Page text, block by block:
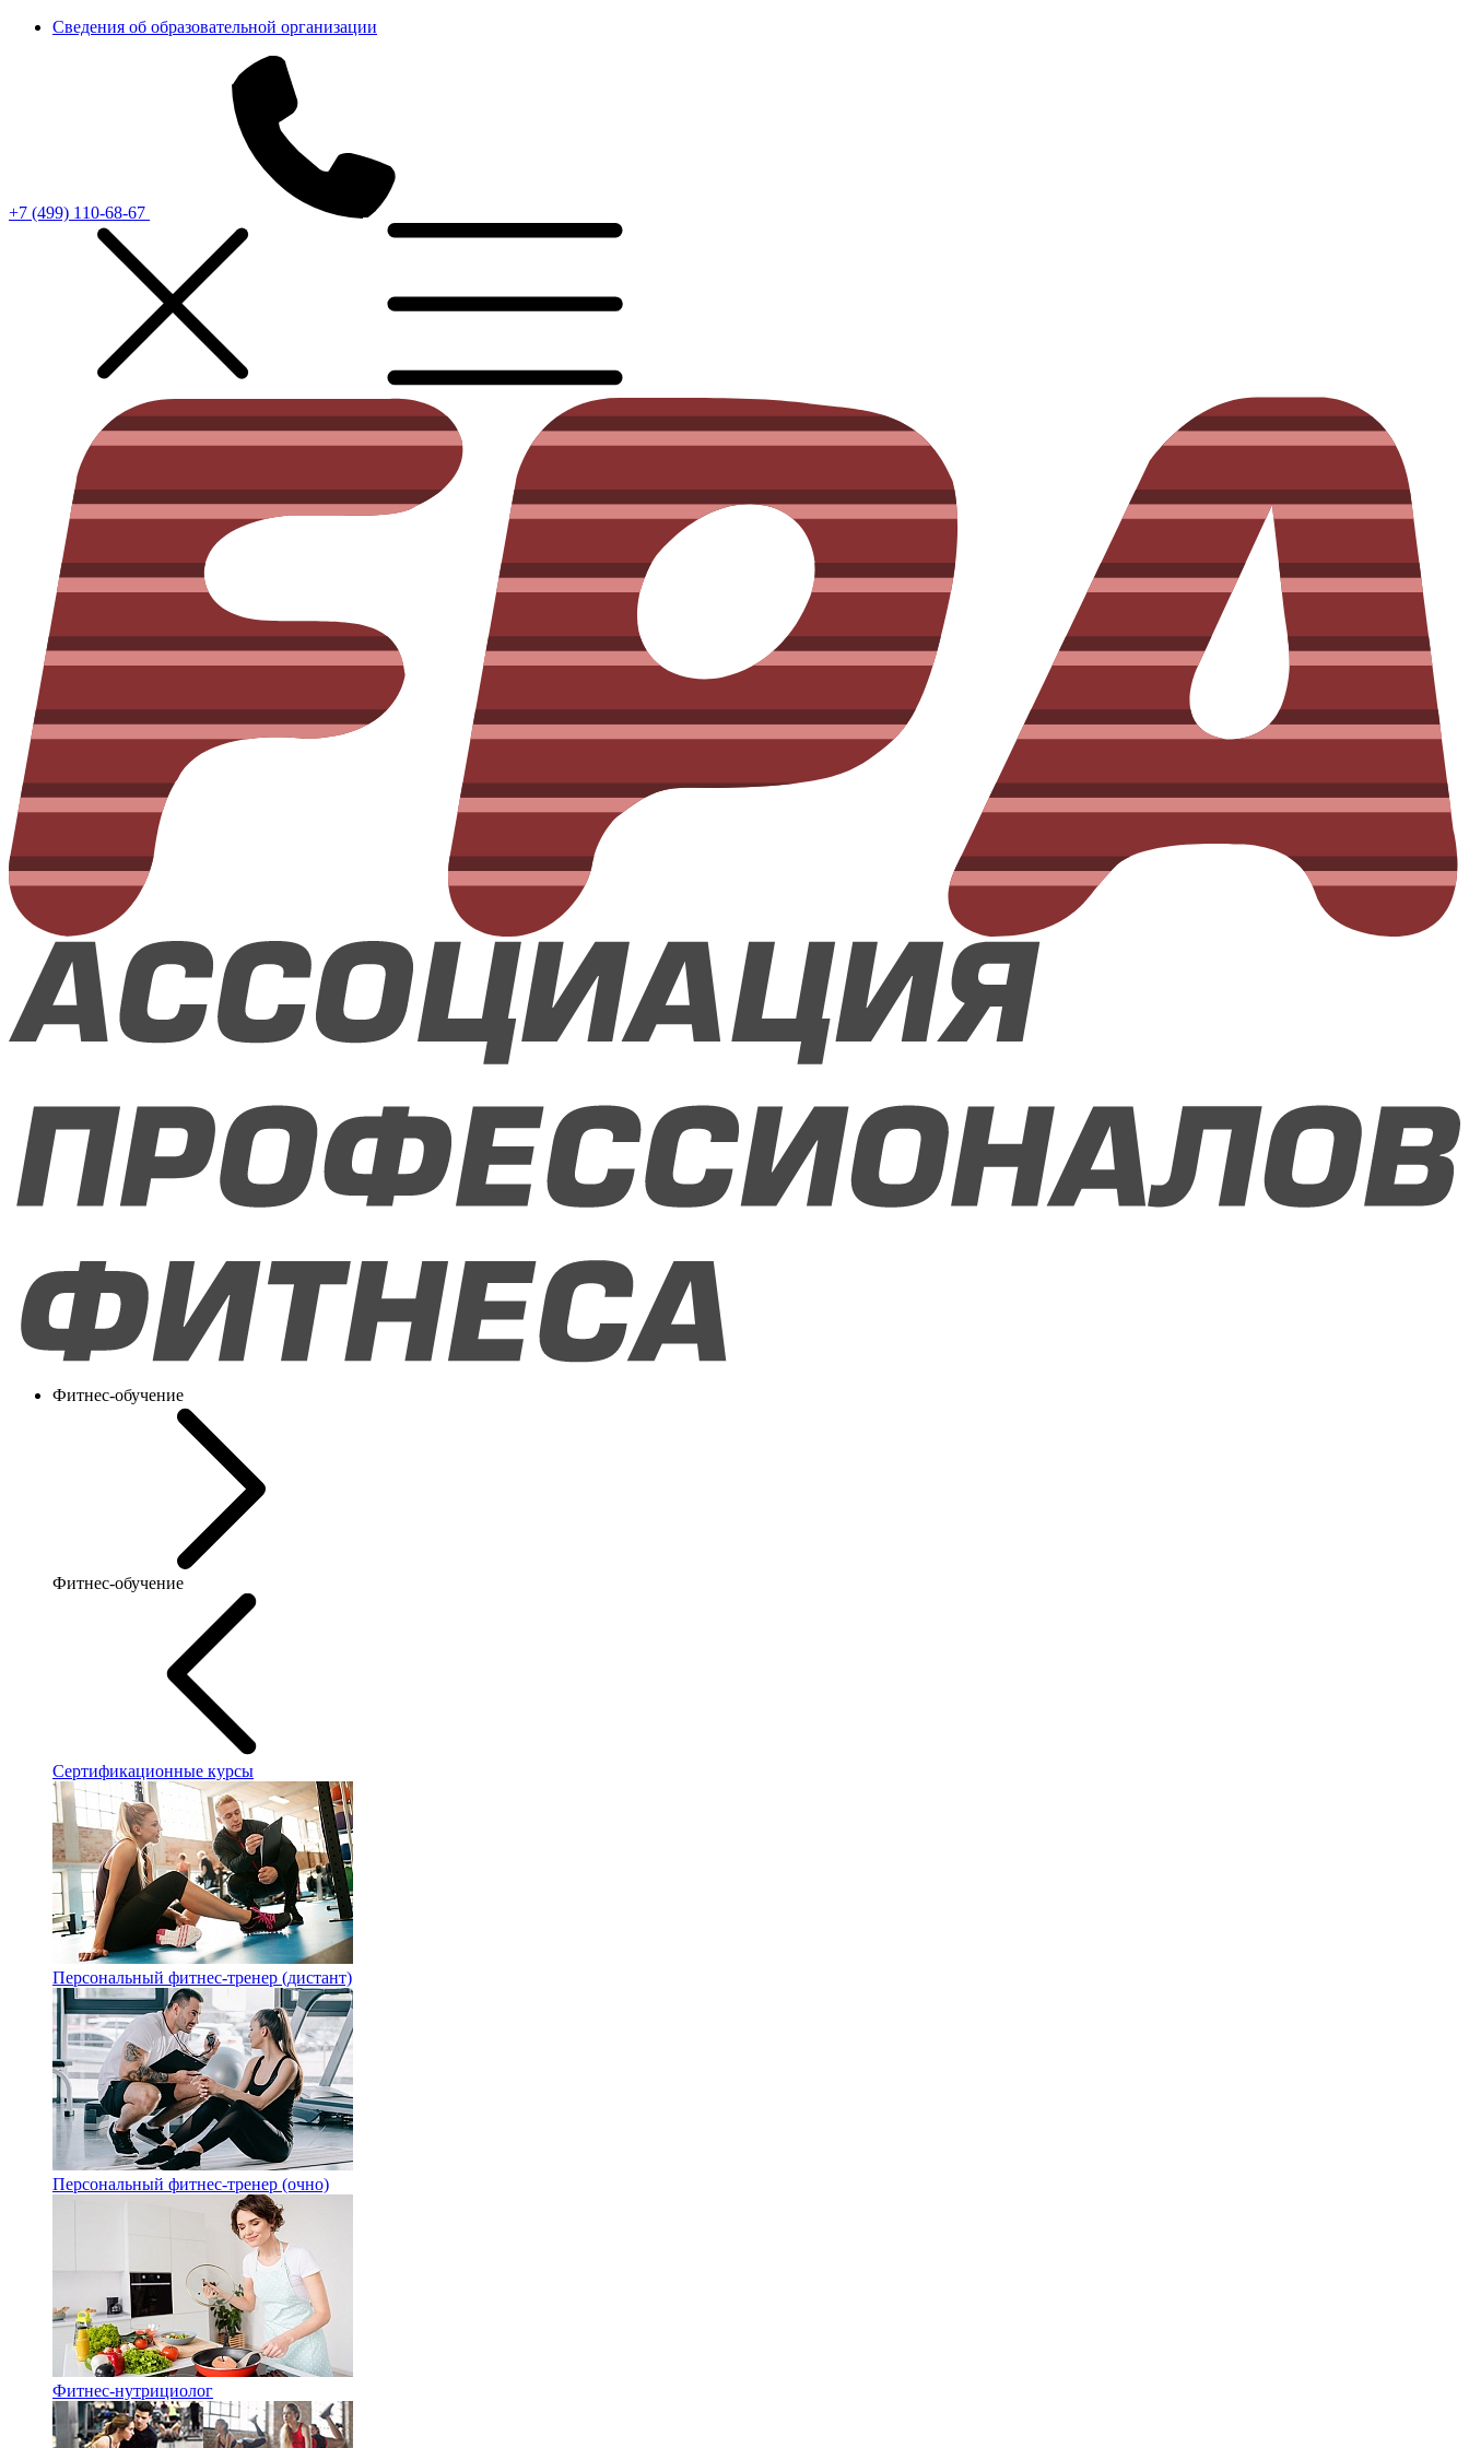
Сведения об образовательной организации
+7 (499) 110-68-67
Фитнес-обучение
Фитнес-обучение
Сертификационные курсы
Персональный фитнес-тренер (дистант)
Персональный фитнес-тренер (очно)
Фитнес-нутрициолог